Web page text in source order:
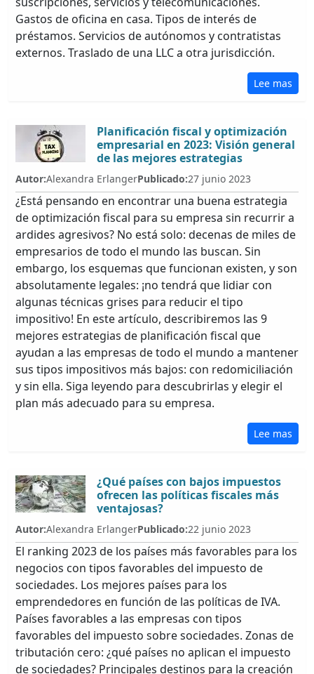
Gastos de oficina en casa. Tipos de interés de
préstamos. Servicios de autónomos y contratistas
externos. Traslado de una LLC a otra jurisdicción.
Lee mas
Planificación fiscal y optimización
empresarial en 2023: Visión general
de las mejores estrategias
Autor:Alexandra ErlangerPublicado:27 junio 2023
¿Está pensando en encontrar una buena estrategia
de optimización fiscal para su empresa sin recurrir a
ardides agresivos? No está solo: decenas de miles de
empresarios de todo el mundo las buscan. Sin
embargo, los esquemas que funcionan existen, y son
absolutamente legales: ¡no tendrá que lidiar con
algunas técnicas grises para reducir el tipo
impositivo! En este artículo, describiremos las 9
mejores estrategias de planificación fiscal que
ayudan a las empresas de todo el mundo a mantener
sus tipos impositivos más bajos: con redomiciliación
y sin ella. Siga leyendo para descubrirlas y elegir el
plan más adecuado para su empresa.
Lee mas
¿Qué países con bajos impuestos
ofrecen las políticas fiscales más
ventajosas?
Autor:Alexandra ErlangerPublicado:22 junio 2023
El ranking 2023 de los países más favorables para los
negocios con tipos favorables del impuesto de
sociedades. Los mejores países para los
emprendedores en función de las políticas de IVA.
Países favorables a las empresas con tipos
favorables del impuesto sobre sociedades. Zonas de
tributación cero: ¿qué países no aplican el impuesto
de sociedades? Principales destinos para la creación